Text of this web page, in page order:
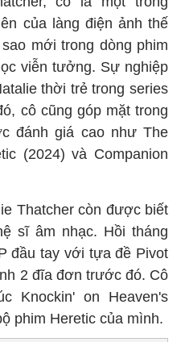
của làng điện ảnh thế
mới trong dòng phim
viễn tưởng. Sự nghiệp
thời trẻ trong series
cô cũng góp mặt trong
đánh giá cao như The
(2024) và Companion
Thatcher còn được biết
sĩ âm nhạc. Hồi tháng
đầu tay với tựa đề Pivot
2 đĩa đơn trước đó. Cô
Knockin' on Heaven's
phim Heretic của mình.